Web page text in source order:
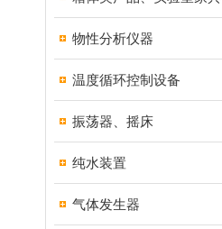
物性分析仪器
温度循环控制设备
振荡器、摇床
纯水装置
气体发生器